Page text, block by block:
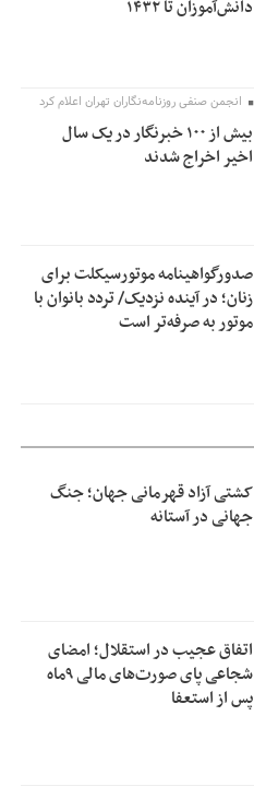
دانش‌آموزان تا ۱۴۳۲
انجمن صنفی روزنامه‌نگاران تهران اعلام کرد
بیش از ۱۰۰ خبرنگار در یک سال
اخیر اخراج شدند
صدورگواهینامه موتورسیکلت برای
زنان؛ در آینده نزدیک/ تردد بانوان با
موتور به‌ صرفه‌تر است
کشتی آزاد قهرمانی جهان؛ جنگ
جهانی در آستانه
اتفاق عجیب در استقلال؛ امضای
شجاعی پای صورت‌های مالی ٩ماه
پس از استعفا